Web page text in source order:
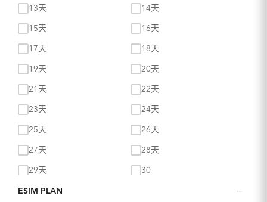
128kbps
13天 14天
15天 16天
17天 18天
19天 20天
21天 22天
23天 24天
25天 26天
27天 28天
29天 30
30天
ESIM PLAN −